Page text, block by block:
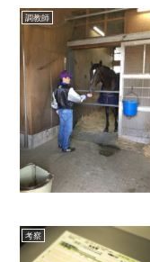
調教師
考察